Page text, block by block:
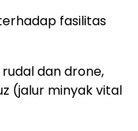
fasilitas
dan drone,
(jalur minyak vital